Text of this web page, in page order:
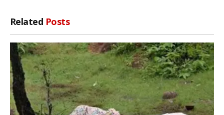
Related Posts